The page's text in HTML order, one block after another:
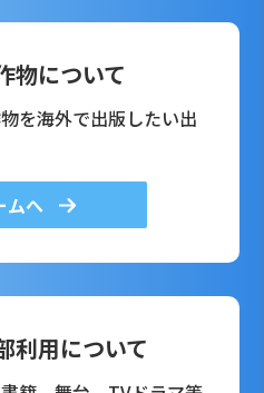
物について
を海外で出版したい出
ムへ
利用について